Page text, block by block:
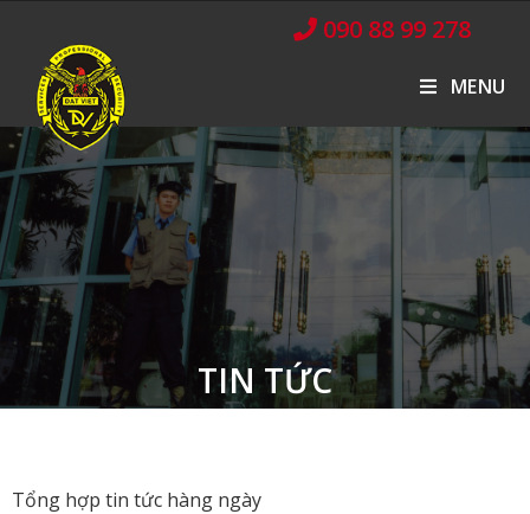
090 88 99 278
MENU
TIN TỨC
Tổng hợp tin tức hàng ngày